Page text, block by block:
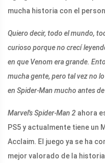
mucha historia con el
Quiero decir, todo el mundo,
curioso porque no crecí
en que Venom era grande.
mucha gente, pero tal vez no
en Spider-Man mucho antes
Marvel's Spider-Man 2 ahora
PS5 y actualmente tiene un
Acclaim. El juego ya se ha
mejor valorado de la